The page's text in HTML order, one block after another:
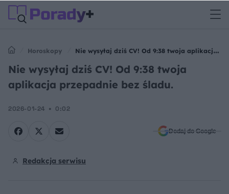
Horoskopy
Nie wysyłaj dziś CV! Od 9:38 twoja aplikacja
przepadnie bez śladu.
Nie wysyłaj dziś CV! Od 9:38 twoja
aplikacja przepadnie bez śladu.
2026-01-24 0:02
Dodaj do Google
Redakcja serwisu